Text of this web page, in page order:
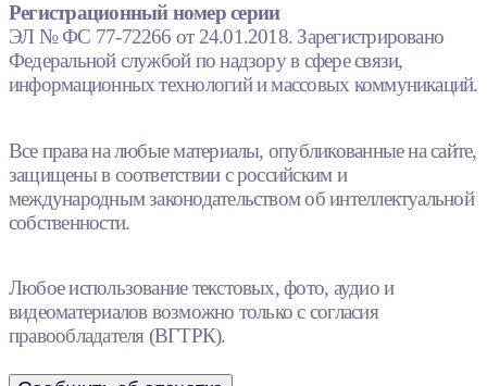
Регистрационный номер серии
ЭЛ № ФС 77-72266 от 24.01.2018. Зарегистрировано
Федеральной службой по надзору в сфере связи,
информационных технологий и массовых коммуникаций.
Все права на любые материалы, опубликованные на сайте,
защищены в соответствии с российским и
международным законодательством об интеллектуальной
собственности.
Любое использование текстовых, фото, аудио и
видеоматериалов возможно только с согласия
правообладателя (ВГТРК).